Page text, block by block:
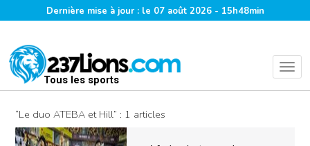
Dernière mise à jour : le 07 août 2026 - 15h48min
Tous les sports
“Le duo ATEBA et Hill” : 1 articles